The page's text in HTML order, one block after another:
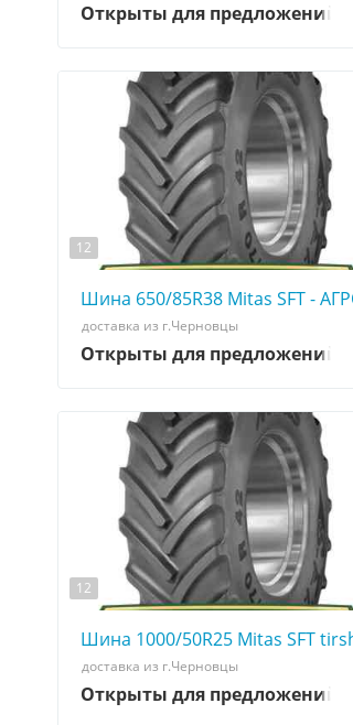
Открыты для предложений
12
Шина 650/85R38 Mitas SFT -
доставка из г.Черновцы
Открыты для предложений
12
Шина 1000/50R25 Mitas SFT
доставка из г.Черновцы
Открыты для предложений